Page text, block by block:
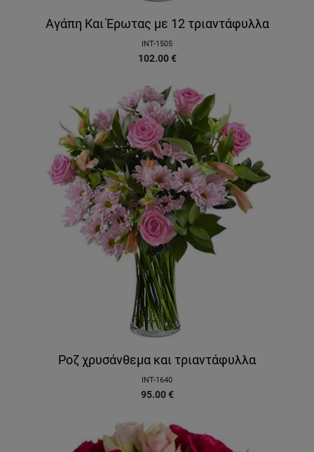
Αγάπη Και Έρωτας με 12 τριαντάφυλλα
INT-1505
102.00 €
Ροζ χρυσάνθεμα και τριαντάφυλλα
INT-1640
95.00 €